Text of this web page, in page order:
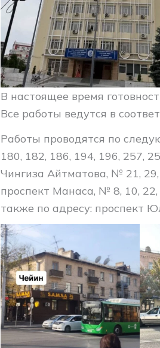
В настоящее время
Все работы ведутся в
Работы проводятся по
180, 182, 186, 194, 196, 257,
Чингиза Айтматова, № 21, 29,
проспект Манаса, № 8, 10,
также по адресу: проспект